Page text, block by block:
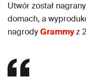
Utwór został
domach, a
nagrodyGrammyz